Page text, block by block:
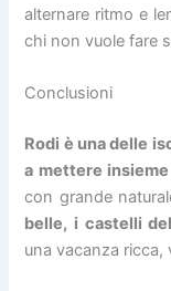
alternare ritmo e
chi non vuole fare
Conclusioni
Rodi è una delle
a mettere
con grande
belle, i castelli
una vacanza ricca,